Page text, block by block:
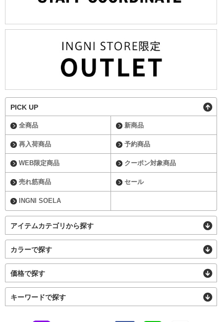
PICK UP
全商品 新商品
再入荷商品 予約商品
WEB限定商品 クーポン対象商品
売れ筋商品 セール
INGNI SOELA
アイテムカテゴリから探す
カラーで探す
価格で探す
キーワードで探す